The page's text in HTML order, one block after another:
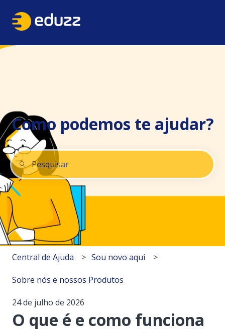
Como podemos te ajudar?
Não há sugestões porque o campo de pesquisa está
Central de Ajuda Sou novo aqui
Sobre nós e nossos Produtos
24 de julho de 2026
O que é e como funciona